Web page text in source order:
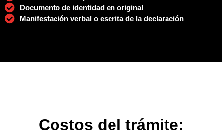
Documento de identidad en original
Manifestación verbal o escrita de la declaración
Costos del trámite: